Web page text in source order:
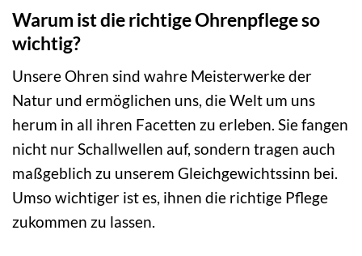
Warum ist die richtige Ohrenpflege so
wichtig?
Unsere Ohren sind wahre Meisterwerke der
Natur und ermöglichen uns, die Welt um uns
herum in all ihren Facetten zu erleben. Sie fangen
nicht nur Schallwellen auf, sondern tragen auch
maßgeblich zu unserem Gleichgewichtssinn bei.
Umso wichtiger ist es, ihnen die richtige Pflege
zukommen zu lassen.